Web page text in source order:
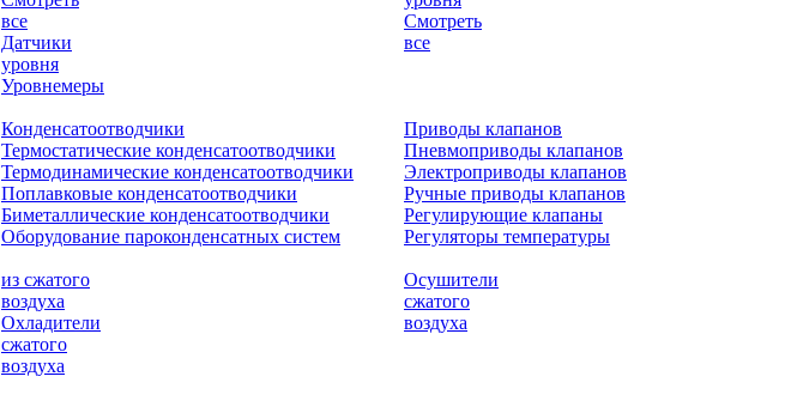
все
Датчики
уровня
Уровнемеры
Смотреть
все
Конденсатоотводчики
Термостатические конденсатоотводчики
Термодинамические конденсатоотводчики
Поплавковые конденсатоотводчики
Биметаллические конденсатоотводчики
Оборудование пароконденсатных систем
Приводы клапанов
Пневмоприводы клапанов
Электроприводы клапанов
Ручные приводы клапанов
Регулирующие клапаны
Регуляторы температуры
из сжатого
воздуха
Охладители
сжатого
воздуха
Осушители
сжатого
воздуха